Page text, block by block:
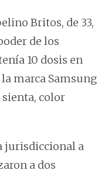
Britos, de 33,
de los
10 dosis en
marca Samsung
color
jurisdiccional a
a dos